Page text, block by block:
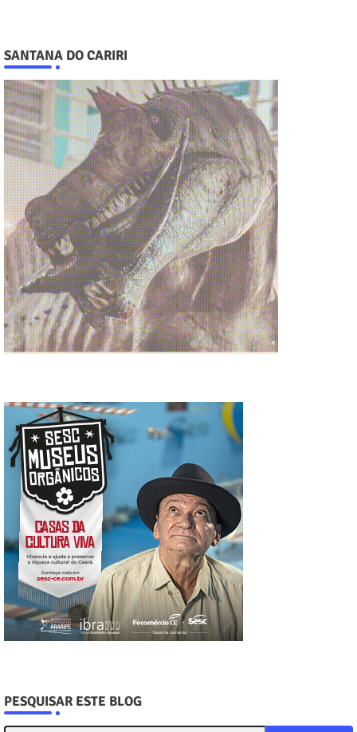
SANTANA DO CARIRI
PESQUISAR ESTE BLOG